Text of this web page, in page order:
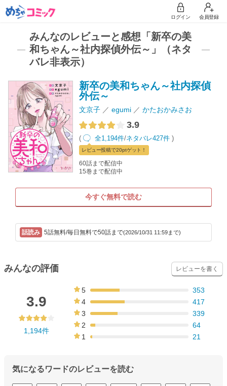
ログイン 会員登録
みんなのレビューと感想「新卒の美
和ちゃん～社内探偵外伝～」（ネタ
バレ非表示）
新卒の美和ちゃん～社内探偵
外伝～
文京子 egumi かたおかみさお
3.9
( 全1,194件/ネタバレ427件 )
レビュー投稿で20ptゲット！
60話まで配信中
15巻まで配信中
今すぐ無料で読む
5話無料/毎日無料で50話まで(2026/10/31 11:59まで)
みんなの評価 レビューを書く
3.9
1,194件
5
353
4
417
3
339
2
64
1
21
気になるワードのレビューを読む